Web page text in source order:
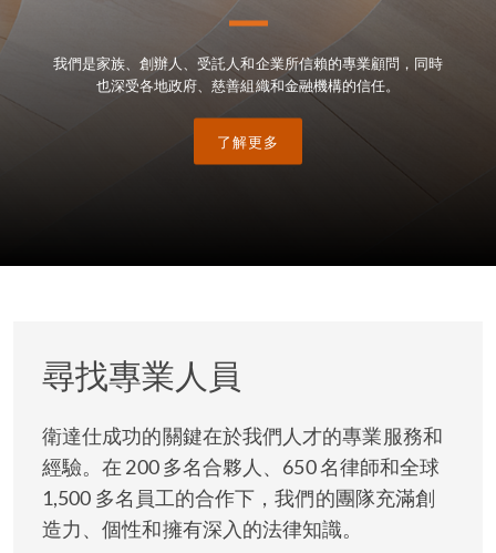
我們是家族、創辦人、受託人和企業所信賴的專業顧問，同時
也深受各地政府、慈善組織和金融機構的信任。
了解更多
尋找專業人員
衛達仕成功的關鍵在於我們人才的專業服務和
經驗。在 200 多名合夥人、650 名律師和全球
1,500 多名員工的合作下，我們的團隊充滿創
造力、個性和擁有深入的法律知識。